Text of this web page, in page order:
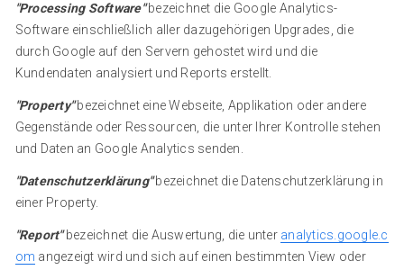
"Processing Software"bezeichnet die Google Analytics-
Software einschließlich aller dazugehörigen Upgrades, die
durch Google auf den Servern gehostet wird und die
Kundendaten analysiert und Reports erstellt.
"Property"bezeichnet eine Webseite, Applikation oder andere
Gegenstände oder Ressourcen, die unter Ihrer Kontrolle stehen
und Daten an Google Analytics senden.
"Datenschutzerklärung"bezeichnet die Datenschutzerklärung in
einer Property.
"Report"bezeichnet die Auswertung, die unter analytics.google.c
om angezeigt wird und sich auf einen bestimmten View oder